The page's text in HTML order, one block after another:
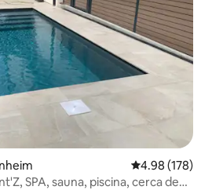
Calificación
4.98 (178)
SPA, sauna, piscina, cerca de